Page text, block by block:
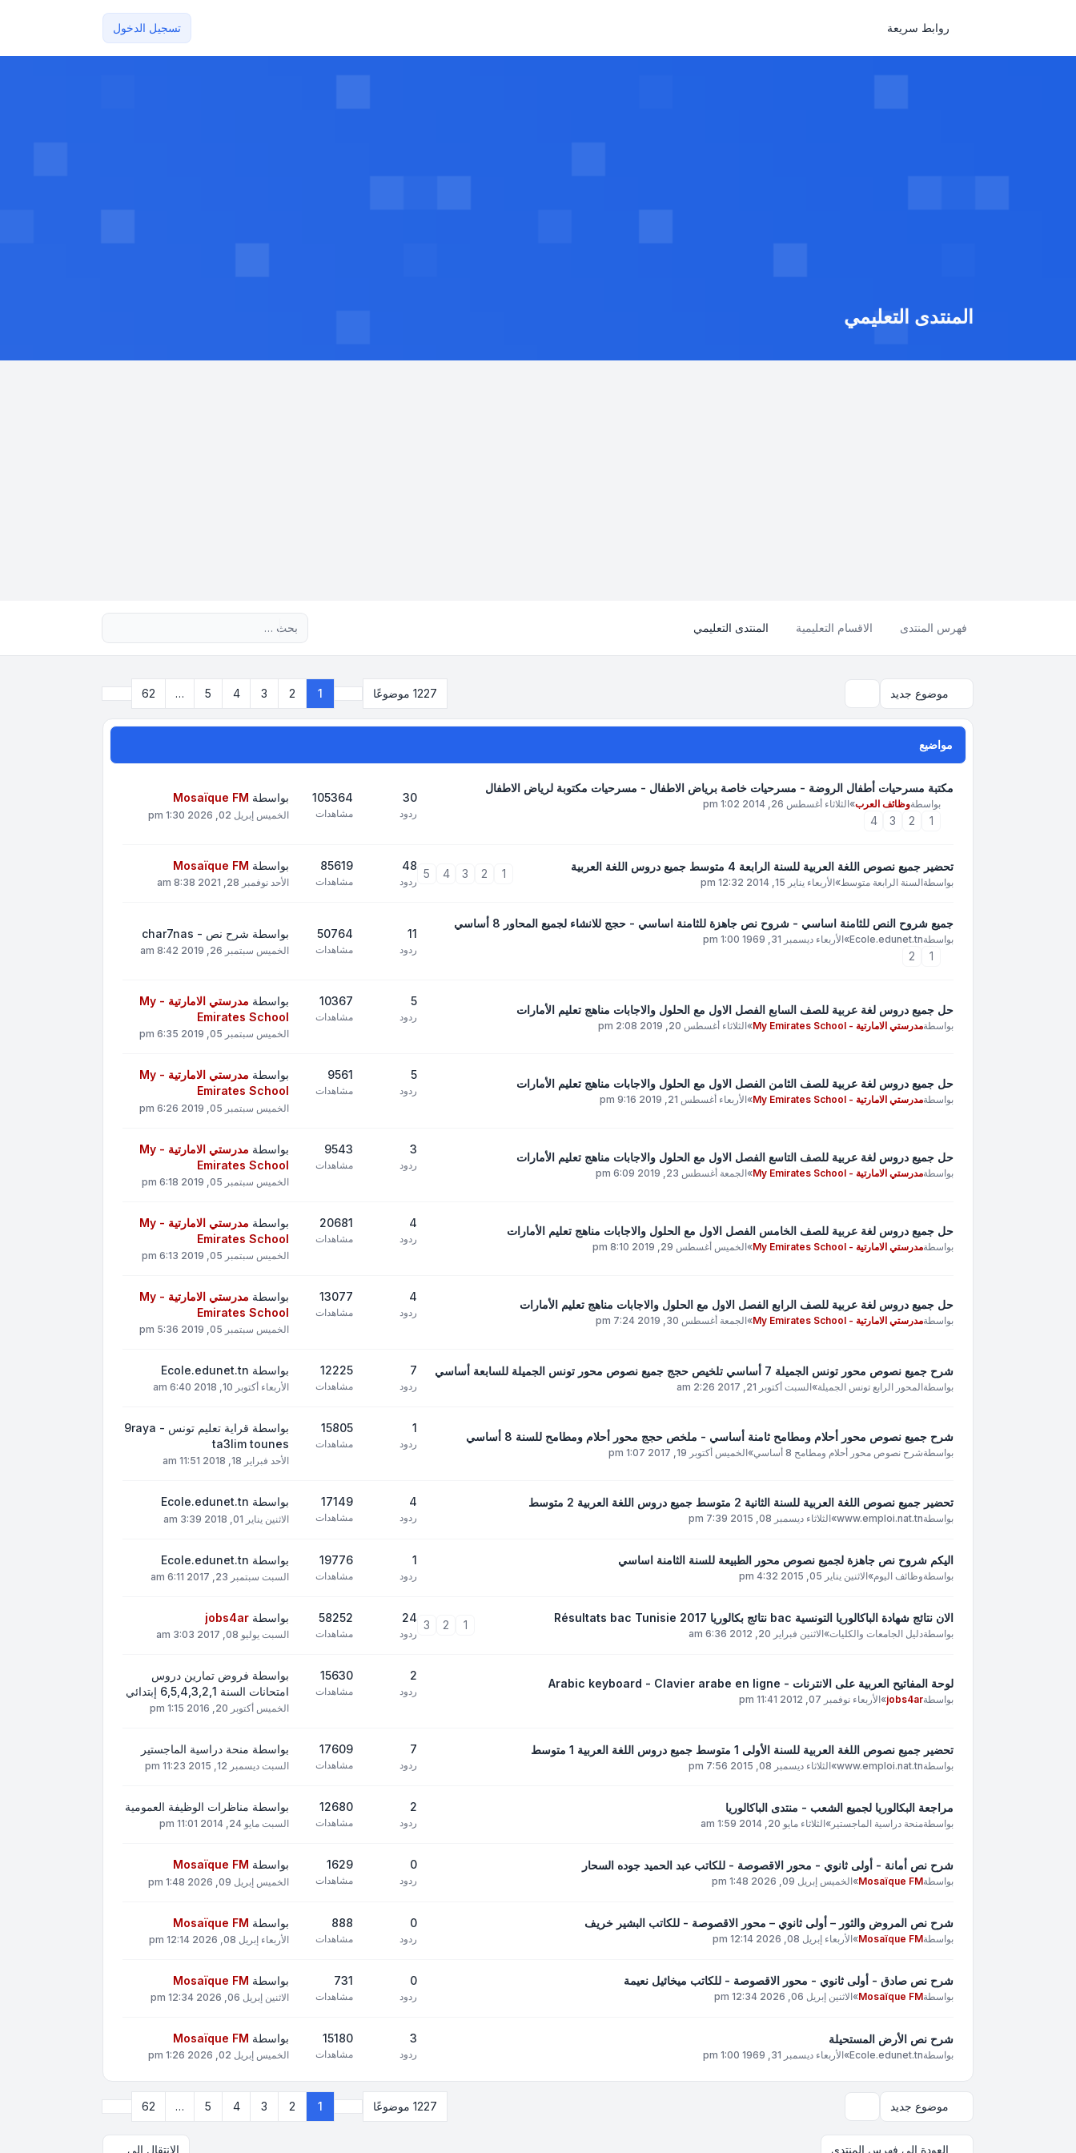
روابط سريعة تسجيل الدخول
المنتدى التعليمي
فهرس المنتدى الاقسام التعليمية المنتدى التعليمي
موضوع جديد 1227 موضوعًا صفحة1
62 1
2
3
4
5
…
62
مواضيع
مكتبة مسرحيات أطفال الروضة - مسرحيات خاصة برياض الاطفال - مسرحيات مكتوبة لرياض الاطفال
بواسطةوظائف العرب»الثلاثاء أغسطس 26, 2014 1:02 pm
1
2
3
4
30
ردود
105364
مشاهدات
بواسطة Mosaïque FM
الخميس إبريل 02, 2026 1:30 pm
تحضير جميع نصوص اللغة العربية للسنة الرابعة 4 متوسط جميع دروس اللغة العربية
بواسطةالسنة الرابعة متوسط »الأربعاء يناير 15, 2014 12:32 pm
1
2
3
4
5
48
ردود
85619
مشاهدات
بواسطة Mosaïque FM
الأحد نوفمبر 28, 2021 8:38 am
جميع شروح النص للثامنة اساسي - شروح نص جاهزة للثامنة اساسي - حجج للانشاء لجميع المحاور 8 أساسي
بواسطةEcole.edunet.tn
»الأربعاء ديسمبر 31, 1969 1:00 pm
1
2
11
ردود
50764
مشاهدات
بواسطة شرح نص - char7nas
الخميس سبتمبر 26, 2019 8:42 am
حل جميع دروس لغة عربية للصف السابع الفصل الاول مع الحلول والاجابات مناهج تعليم الأمارات
بواسطةمدرستي الامارتية - My Emirates School »الثلاثاء أغسطس 20, 2019 2:08 pm
5
ردود
10367
مشاهدات
بواسطة
مدرستي الامارتية - My
Emirates School
الخميس سبتمبر 05, 2019 6:35 pm
حل جميع دروس لغة عربية للصف الثامن الفصل الاول مع الحلول والاجابات مناهج تعليم الأمارات
بواسطةمدرستي الامارتية - My Emirates School »الأربعاء أغسطس 21, 2019 9:16 pm
5
ردود
9561
مشاهدات
بواسطة
مدرستي الامارتية - My
Emirates School
الخميس سبتمبر 05, 2019 6:26 pm
حل جميع دروس لغة عربية للصف التاسع الفصل الاول مع الحلول والاجابات مناهج تعليم الأمارات
بواسطةمدرستي الامارتية - My Emirates School »الجمعة أغسطس 23, 2019 6:09 pm
3
ردود
9543
مشاهدات
بواسطة
مدرستي الامارتية - My
Emirates School
الخميس سبتمبر 05, 2019 6:18 pm
حل جميع دروس لغة عربية للصف الخامس الفصل الاول مع الحلول والاجابات مناهج تعليم الأمارات
بواسطةمدرستي الامارتية - My Emirates School »الخميس أغسطس 29, 2019 8:10 pm
4
ردود
20681
مشاهدات
بواسطة
مدرستي الامارتية - My
Emirates School
الخميس سبتمبر 05, 2019 6:13 pm
حل جميع دروس لغة عربية للصف الرابع الفصل الاول مع الحلول والاجابات مناهج تعليم الأمارات
بواسطةمدرستي الامارتية - My Emirates School »الجمعة أغسطس 30, 2019 7:24 pm
4
ردود
13077
مشاهدات
بواسطة
مدرستي الامارتية - My
Emirates School
الخميس سبتمبر 05, 2019 5:36 pm
شرح جميع نصوص محور تونس الجميلة 7 أساسي تلخيص حجج جميع نصوص محور تونس الجميلة للسابعة أساسي
بواسطةالمحور الرابع تونس الجميلة»السبت أكتوبر 21, 2017 2:26 am
7
ردود
12225
مشاهدات
بواسطة Ecole.edunet.tn
الأربعاء أكتوبر 10, 2018 6:40 am
شرح جميع نصوص محور أحلام ومطامح ثامنة أساسي - ملخص حجج محور أحلام ومطامح للسنة 8 أساسي
بواسطةشرح نصوص محور أحلام ومطامح 8 أساسي »الخميس أكتوبر 19, 2017 1:07 pm
1
ردود
15805
مشاهدات
بواسطة
قراية تعليم تونس - 9raya
ta3lim tounes
الأحد فبراير 18, 2018 11:51 am
تحضير جميع نصوص اللغة العربية للسنة الثانية 2 متوسط جميع دروس اللغة العربية 2 متوسط
بواسطةwww.emploi.nat.tn
»الثلاثاء ديسمبر 08, 2015 7:39 pm
4
ردود
17149
مشاهدات
بواسطة Ecole.edunet.tn
الاثنين يناير 01, 2018 3:39 am
اليكم شروح نص جاهزة لجميع نصوص محور الطبيعة للسنة الثامنة اساسي
بواسطةوظائف اليوم»الاثنين يناير 05, 2015 4:32 pm
1
ردود
19776
مشاهدات
بواسطة Ecole.edunet.tn
السبت سبتمبر 23, 2017 6:11 am
الان نتائج شهادة الباكالوريا التونسية bac نتائج بكالوريا Résultats bac Tunisie 2017
بواسطةدليل الجامعات والكليات»الاثنين فبراير 20, 2012 6:36 am
1
2
3
24
ردود
58252
مشاهدات
بواسطة jobs4ar
السبت يوليو 08, 2017 3:03 am
لوحة المفاتيح العربية على الانترنات - Arabic keyboard - Clavier arabe en ligne
بواسطةjobs4ar
»الأربعاء نوفمبر 07, 2012 11:41 pm
2
ردود
15630
مشاهدات
بواسطة فروض تمارين دروس
امتحانات السنة 6,5,4,3,2,1 إبتدائي
الخميس أكتوبر 20, 2016 1:15 pm
تحضير جميع نصوص اللغة العربية للسنة الأولى 1 متوسط جميع دروس اللغة العربية 1 متوسط
بواسطةwww.emploi.nat.tn
»الثلاثاء ديسمبر 08, 2015 7:56 pm
7
ردود
17609
مشاهدات
بواسطة منحة دراسية الماجستير
السبت ديسمبر 12, 2015 11:23 pm
مراجعة البكالوريا لجميع الشعب - منتدى الباكالوريا
بواسطةمنحة دراسية الماجستير »الثلاثاء مايو 20, 2014 1:59 am
2
ردود
12680
مشاهدات
بواسطة مناظرات الوظيفة العمومية
السبت مايو 24, 2014 11:01 pm
شرح نص أمانة - أولى ثانوي - محور الاقصوصة - للكاتب عبد الحميد جوده السحار
بواسطةMosaïque FM
»الخميس إبريل 09, 2026 1:48 pm
0
ردود
1629
مشاهدات
بواسطة Mosaïque FM
الخميس إبريل 09, 2026 1:48 pm
شرح نص المروض والثور – أولى ثانوي – محور الاقصوصة - للكاتب البشير خريف
بواسطةMosaïque FM
»الأربعاء إبريل 08, 2026 12:14 pm
0
ردود
888
مشاهدات
بواسطة Mosaïque FM
الأربعاء إبريل 08, 2026 12:14 pm
شرح نص صادق - أولى ثانوي - محور الاقصوصة - للكاتب ميخائيل نعيمة
بواسطةMosaïque FM
»الاثنين إبريل 06, 2026 12:34 pm
0
ردود
731
مشاهدات
بواسطة Mosaïque FM
الاثنين إبريل 06, 2026 12:34 pm
شرح نص الأرض المستحيلة
بواسطةEcole.edunet.tn
»الأربعاء ديسمبر 31, 1969 1:00 pm
3
ردود
15180
مشاهدات
بواسطة Mosaïque FM
الخميس إبريل 02, 2026 1:26 pm
موضوع جديد 1227 موضوعًا صفحة1
62 1
2
3
4
5
…
62
العودة إلى فهرس المنتدى الانتقال إلى